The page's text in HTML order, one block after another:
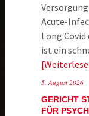
Acute-
Long Covid
ist ein
5. August 2026
GERICHT
FÜR